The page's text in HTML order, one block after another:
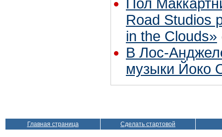
Пол
Road Studios
in the Clouds»
В Лос-
музыки Йоко
Главная страница Сделать стартовой